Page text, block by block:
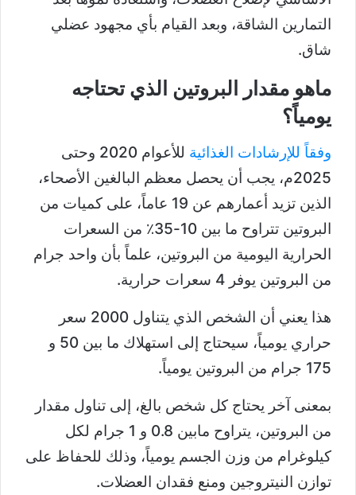
التمارين الشاقة، وبعد القيام بأي مجهود عضلي
شاق.
ماهو مقدار البروتين الذي تحتاجه
يومياً؟
وفقاً للإرشادات الغذائية
للأعوام 2020 وحتى
2025م، يجب أن يحصل معظم البالغين الأصحاء،
الذين تزيد أعمارهم عن 19 عاماً، على كميات من
البروتين تتراوح ما بين 10-35٪ من السعرات
الحرارية اليومية من البروتين، علماً بأن واحد جرام
من البروتين يوفر 4 سعرات حرارية.
هذا يعني أن الشخص الذي يتناول 2000 سعر
حراري يومياً، سيحتاج إلى استهلاك ما بين 50 و
175 جرام من البروتين يومياً.
بمعنى آخر يحتاج كل شخص بالغ، إلى تناول مقدار
من البروتين، يتراوح مابين 0.8 و 1 جرام لكل
كيلوغرام من وزن الجسم يومياً، وذلك للحفاظ على
توازن النيتروجين ومنع فقدان العضلات.